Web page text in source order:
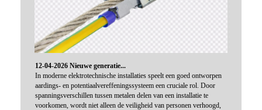
12-04-2026 Nieuwe generatie...
In moderne elektrotechnische installaties speelt een goed ontworpen
aardings- en potentiaalvereffeningssysteem een cruciale rol. Door
spanningsverschillen tussen metalen delen van een installatie te
voorkomen, wordt niet alleen de veiligheid van personen verhoogd,